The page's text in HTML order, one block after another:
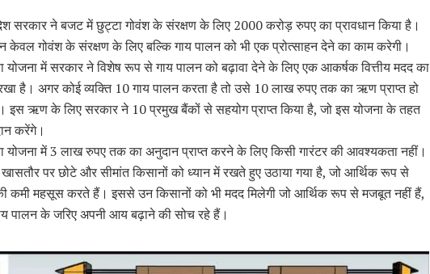
सरकार ने बजट में छुट्टा गोवंश के संरक्षण के लिए 2000 करोड़ रुपए का प्रावधान किया है।
केवल गोवंश के संरक्षण के लिए बल्कि गाय पालन को भी एक प्रोत्साहन देने का काम करेगी।
योजना में सरकार ने विशेष रूप से गाय पालन को बढ़ावा देने के लिए एक आकर्षक वित्तीय मदद का
है। अगर कोई व्यक्ति 10 गाय पालन करता है तो उसे 10 लाख रुपए तक का ऋण प्राप्त हो
इस ऋण के लिए सरकार ने 10 प्रमुख बैंकों से सहयोग प्राप्त किया है, जो इस योजना के तहत
करेंगे।
योजना में 3 लाख रुपए तक का अनुदान प्राप्त करने के लिए किसी गारंटर की आवश्यकता नहीं।
पर छोटे और सीमांत किसानों को ध्यान में रखते हुए उठाया गया है, जो आर्थिक रूप से
कमी महसूस करते हैं। इससे उन किसानों को भी मदद मिलेगी जो आर्थिक रूप से मजबूत नहीं हैं,
पालन के जरिए अपनी आय बढ़ाने की सोच रहे हैं।